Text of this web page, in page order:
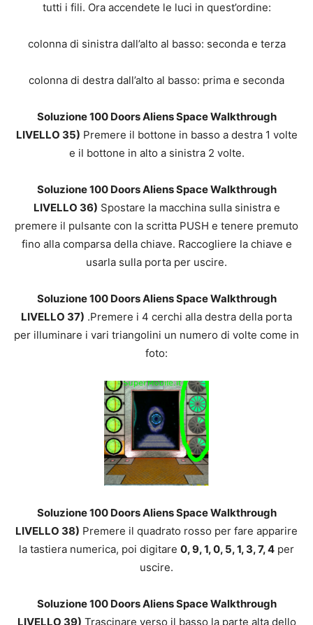
tutti i fili. Ora accendete le luci in quest’ordine:
colonna di sinistra dall’alto al basso: seconda e terza
colonna di destra dall’alto al basso: prima e seconda
Soluzione 100 Doors Aliens Space Walkthrough
LIVELLO 35) Premere il bottone in basso a destra 1 volte
e il bottone in alto a sinistra 2 volte.
Soluzione 100 Doors Aliens Space Walkthrough
LIVELLO 36) Spostare la macchina sulla sinistra e
premere il pulsante con la scritta PUSH e tenere premuto
fino alla comparsa della chiave. Raccogliere la chiave e
usarla sulla porta per uscire.
Soluzione 100 Doors Aliens Space Walkthrough
LIVELLO 37) .Premere i 4 cerchi alla destra della porta
per illuminare i vari triangolini un numero di volte come in
foto:
Soluzione 100 Doors Aliens Space Walkthrough
LIVELLO 38) Premere il quadrato rosso per fare apparire
la tastiera numerica, poi digitare 0, 9, 1, 0, 5, 1, 3, 7, 4 per
uscire.
Soluzione 100 Doors Aliens Space Walkthrough
LIVELLO 39) Trascinare verso il basso la parte alta dello